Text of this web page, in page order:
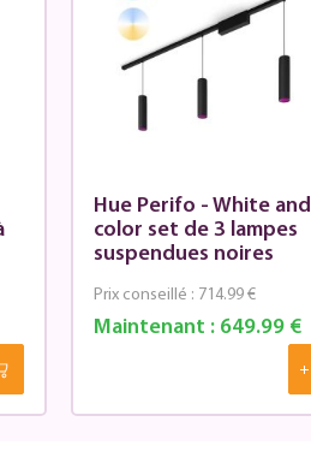
Hue Perifo - White and
color set de 3 lampes
suspendues noires
Maintenant : 649.99 €
Prix conseillé : 714.99 €